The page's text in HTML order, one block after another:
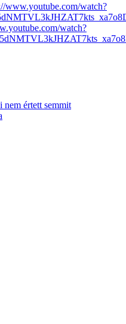
www.youtube.com/watch?
watch?
nem értett semmit